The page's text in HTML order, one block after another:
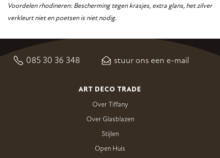
Voordelen rhodineren: Bescherming tegen krasjes, extra glans, het zilver
verkleurt niet en poetsen is niet nodig.
085 30 36 348 stuur ons een e-mail
ART DECO TRADE
Over Tiffany
Over Glasblazen
Stijlen
Open Huis